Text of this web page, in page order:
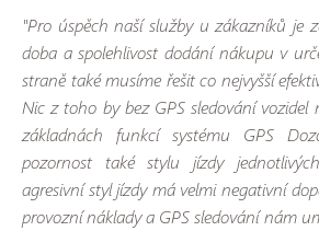
"Pro úspěch naší služby u zákazníků je
doba a spolehlivost dodání nákupu v
straně také musíme řešit co nejvyšší
Nic z toho by bez GPS sledování vozidel
základnách funkcí systému GPS
pozornost také stylu jízdy
agresivní styl jízdy má velmi negativní
provozní náklady a GPS sledování nám